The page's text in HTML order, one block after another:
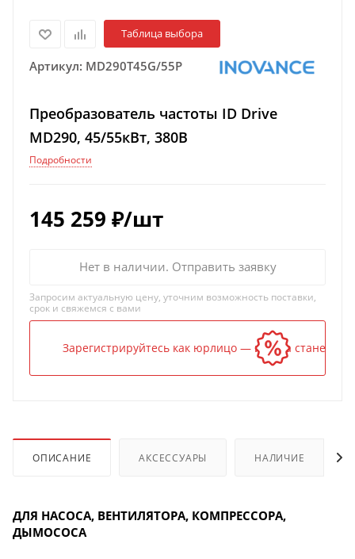
Таблица выбора
Артикул: MD290T45G/55P
Преобразователь частоты ID Drive
MD290, 45/55кВт, 380В
Подробности
145 259 ₽/шт
Нет в наличии. Отправить заявку
Запросим актуальную цену, уточним возможность поставки,
срок и свяжемся с вами
Зарегистрируйтесь как юрлицо — и цена станет
ОПИСАНИЕ АКСЕССУАРЫ НАЛИЧИЕ
ДЛЯ НАСОСА, ВЕНТИЛЯТОРА, КОМПРЕССОРА,
ДЫМОСОСА